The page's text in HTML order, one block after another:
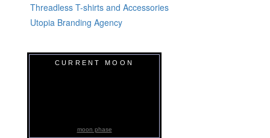
Threadless T-shirts and Accessories
Utopia Branding Agency
CURRENT MOON
moon phase